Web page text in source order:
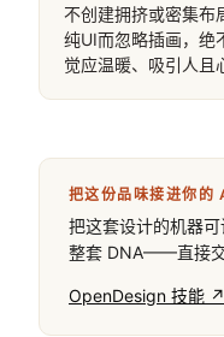
不创建拥挤或密集布
纯UI而忽略插画，绝
觉应温暖、吸引人且
把这份品味接进你的
把这套设计的机器
整套 DNA——直接交
OpenDesign 技能 ↗